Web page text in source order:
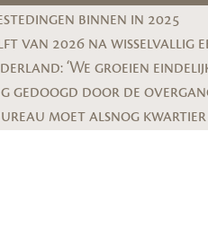
binnen in 2025
van 2026 na wisselvallig
door de